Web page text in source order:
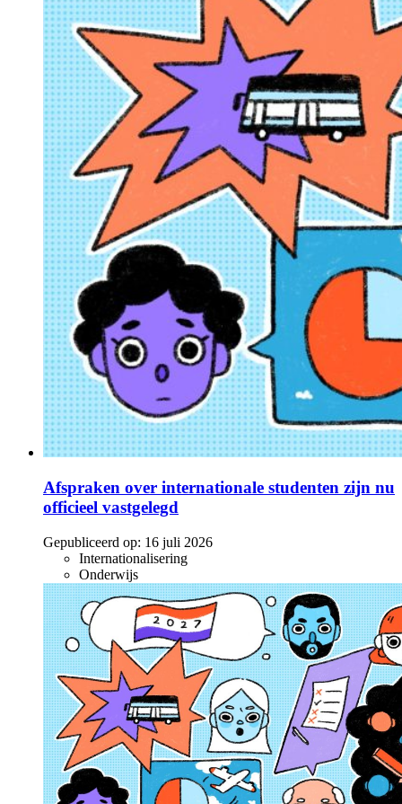
Afspraken over internationale studenten zijn nu
officieel vastgelegd
Gepubliceerd op: 16 juli 2026
Internationalisering
Onderwijs